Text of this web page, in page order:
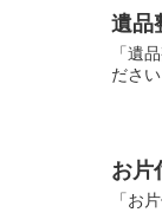
遺品
「遺
ださ
お片
「お